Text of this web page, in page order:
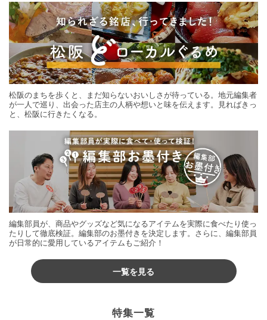
松阪のまちを歩くと、まだ知らないおいしさが待っている。地元編集者
が一人で巡り、出会った店主の人柄や想いと味を伝えます。見ればきっ
と、松阪に行きたくなる。
編集部員が、商品やグッズなど気になるアイテムを実際に食べたり使っ
たりして徹底検証。編集部のお墨付きを決定します。さらに、編集部員
が日常的に愛用しているアイテムもご紹介！
一覧を見る
特集一覧